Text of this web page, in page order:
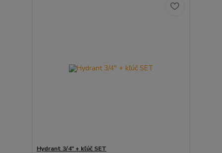
Hydrant 3/4" + kľúč SET